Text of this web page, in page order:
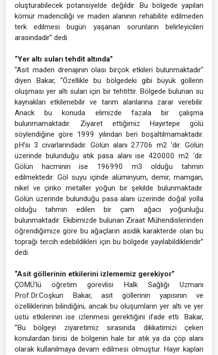
oluşturabilecek potansiyelde değildir. Bu bölgede yapılan
kömür madenciliği ve maden alanının rehabilite edilmeden
terk edilmesi bugün yaşanan sorunların belirleyicileri
arasındadır” dedi.
“Yer altı suları tehdit altında”
“Asit maden drenajının olası birçok etkileri bulunmaktadır”
diyen Bakar, “Özellikle bu bölgedeki gibi büyük göllerin
oluşması yer altı suları için bir tehtittir. Bölgede bulunan su
kaynakları etkilenebilir ve tarım alanlarına zarar verebilir.
Anack bu konuda elimizde fazala bir çalışma
bulunmamaktadır. Ziyaret ettiğimiz Hayırtepe gölü
söylendiğine göre 1999 yılından beri boşaltılmamaktadır.
pH’sı 3 civarlarındadır. Gölün alanı 27706 m2 ‘dir. Gölün
üzerinde bulunduğu atık pasa alanı ise 420000 m2 ‘dir.
Gölün hacminin ise 196990 m3 olduğu tahmin
edilmektedir. Göl suyu içinde alüminyum, demir, mamgan,
nikel ve çinko metaller yoğun bir şekilde bulunmaktadır.
Gölün üzerinde bulunduğu pasa alanı üzerinde doğal yolla
olduğu tahmin edilen bir çam ağacı yoğunluğu
bulunmaktadır. Ekibimizde bulunan Ziraat Mühendislerinden
öğrendiğimize göre bu ağaçların asidik karakterde olan bu
toprağı tercih edebildikleri için bu bölgede yayılabildikleridir”
dedi.
“Asit göllerinin etkilerini izlememiz gerekiyor”
ÇOMÜ’lü öğretim görevlisi Halk Sağlığı Uzmanı
Prof.Dr.Coşkun Bakar, asit göllerinin yapısının ve
özelliklerinin bilindiğini, ancak bu oluşumların yer altı ve yer
üstü etkilerinin ise izlenmesi gerektiğini ifade etti. Bakar,
“Bu bölgeyi ziyaretimiz sırasında dikkatimizi çeken
konulardan birisi de bölgenin hale bir atık ya da çöp alanı
olarak kullanılmaya devam edilmesi olmuştur. Hayır kapları